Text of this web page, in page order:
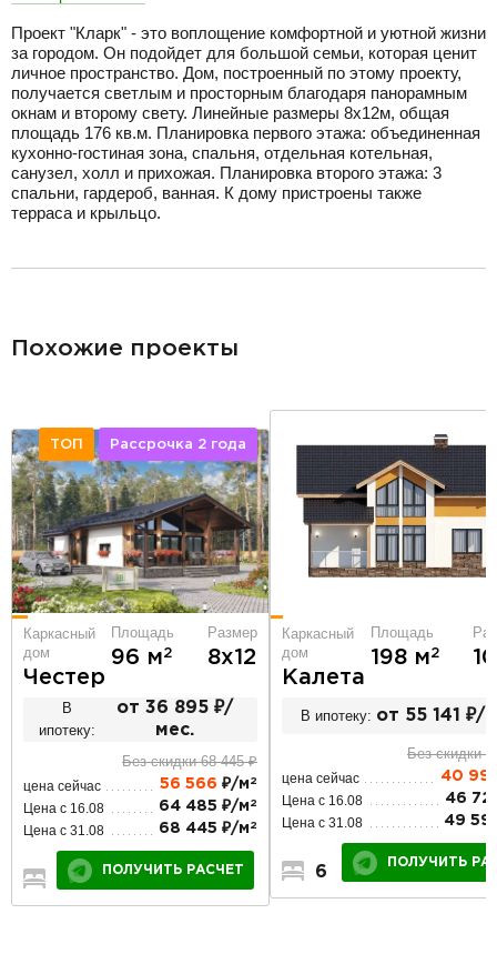
Проект "Кларк" - это воплощение комфортной и уютной жизни
за городом. Он подойдет для большой семьи, которая ценит
личное пространство. Дом, построенный по этому проекту,
получается светлым и просторным благодаря панорамным
окнам и второму свету. Линейные размеры 8x12м, общая
площадь 176 кв.м. Планировка первого этажа: объединенная
кухонно-гостиная зона, спальня, отдельная котельная,
санузел, холл и прихожая. Планировка второго этажа: 3
спальни, гардероб, ванная. К дому пристроены также
терраса и крыльцо.
Похожие проекты
ТОП Рассрочка 2 года
Каркасный
дом
Честер
Площадь
96 м2
Размер
8х12
В
ипотеку:
от 36 895 ₽/
мес.
Без скидки 68 445 ₽
цена сейчас 56 566 ₽/м 2
Цена с 16.08 64 485 ₽/м 2
Цена с 31.08 68 445 ₽/м 2
ПОЛУЧИТЬ РАСЧЕТ
Каркасный
дом
Калета
Площадь
198 м2
В ипотеку: от 55 141 ₽/
Без скидки
цена сейчас 40
Цена с 16.08 46
Цена с 31.08 49
6
ПОЛУЧИТЬ